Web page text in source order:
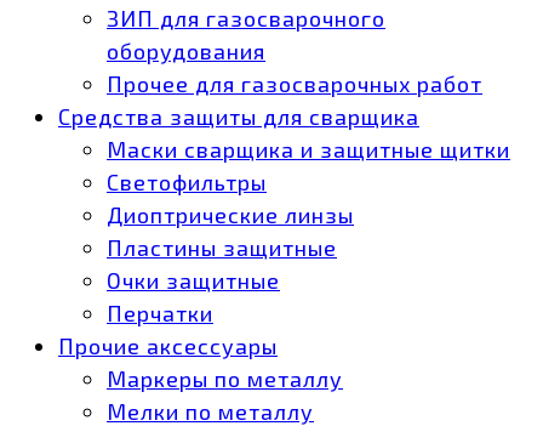
ЗИП для газосварочного
оборудования
Прочее для газосварочных работ
Средства защиты для сварщика
Маски сварщика и защитные щитки
Светофильтры
Диоптрические линзы
Пластины защитные
Очки защитные
Перчатки
Прочие аксессуары
Маркеры по металлу
Мелки по металлу